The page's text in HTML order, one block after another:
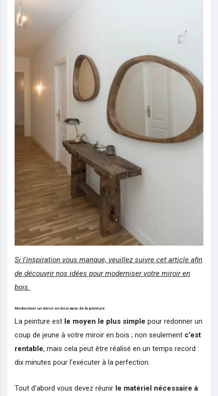
Si l’inspiration vous manque, veuillez suivre cet article afin
de découvrir nos idées pour moderniser votre miroir en
bois.
Moderniser un miroir en bois avec de la peinture
La peinture est le moyen le plus simple pour redonner un
coup de jeune à votre miroir en bois ; non seulement c’est
rentable, mais cela peut être réalisé en un temps record :
dix minutes pour l’exécuter à la perfection.
Tout d’abord vous devez réunir le matériel nécessaire à